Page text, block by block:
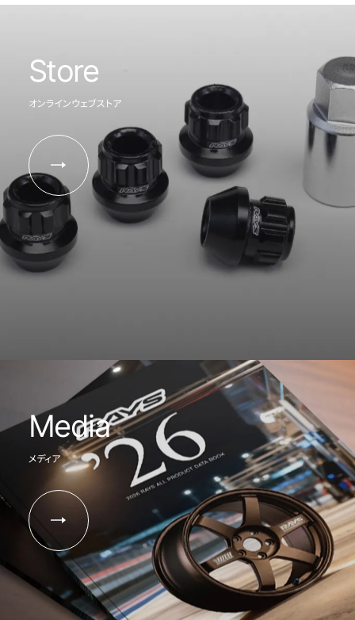
Store
オンラインウェブストア
Media
メディア